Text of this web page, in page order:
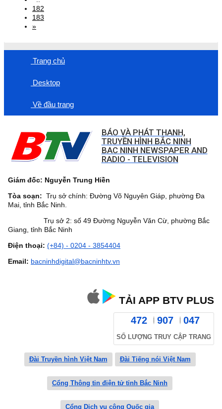
182
183
»
Trang chủ
Desktop
Về đầu trang
BÁO VÀ PHÁT THANH,
TRUYỀN HÌNH BẮC NINH
BAC NINH NEWSPAPER AND
RADIO - TELEVISION
Giám đốc: Nguyễn Trung Hiền
Tòa soạn: Trụ sở chính: Đường Võ Nguyên Giáp, phường Đa
Mai, tỉnh Bắc Ninh.
Trụ sở 2: số 49 Đường Nguyễn Văn Cừ, phường Bắc
Giang, tỉnh Bắc Ninh
Điện thoại: (+84) - 0204 - 3854404
Email: bacninhdigital@bacninhtv.vn
TẢI APP BTV PLUS
472 907 047
SỐ LƯỢNG TRUY CẬP TRANG
Đài Truyền hình Việt Nam Đài Tiếng nói Việt Nam
Cổng Thông tin điện tử tỉnh Bắc Ninh
Cổng Dịch vụ công Quốc gia